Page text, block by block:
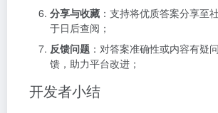
分享与收藏 ：支持将优质答案分享至
于日后查阅；
反馈问题 ：对答案准确性或内容有疑
馈，助力平台改进；
开发者小结